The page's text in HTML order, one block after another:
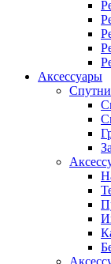
Аксессуары